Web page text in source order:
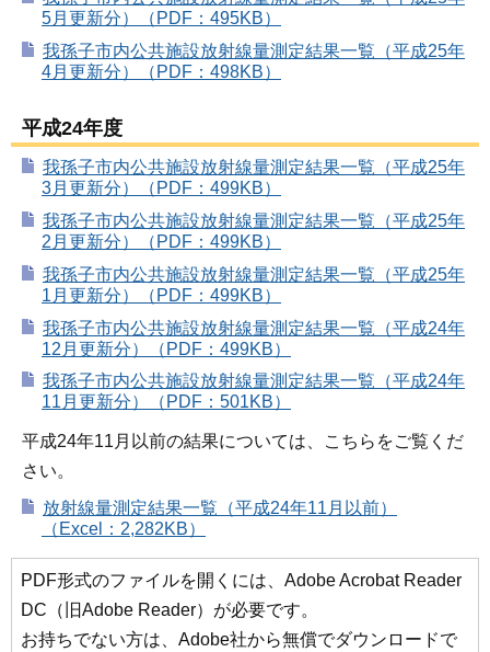
5月更新分）（PDF：495KB）
我孫子市内公共施設放射線量測定結果一覧（平成25年
4月更新分）（PDF：498KB）
平成24年度
我孫子市内公共施設放射線量測定結果一覧（平成25年
3月更新分）（PDF：499KB）
我孫子市内公共施設放射線量測定結果一覧（平成25年
2月更新分）（PDF：499KB）
我孫子市内公共施設放射線量測定結果一覧（平成25年
1月更新分）（PDF：499KB）
我孫子市内公共施設放射線量測定結果一覧（平成24年
12月更新分）（PDF：499KB）
我孫子市内公共施設放射線量測定結果一覧（平成24年
11月更新分）（PDF：501KB）
平成24年11月以前の結果については、こちらをご覧くだ
さい。
放射線量測定結果一覧（平成24年11月以前）
（Excel：2,282KB）
PDF形式のファイルを開くには、Adobe Acrobat Reader
DC（旧Adobe Reader）が必要です。
お持ちでない方は、Adobe社から無償でダウンロードで